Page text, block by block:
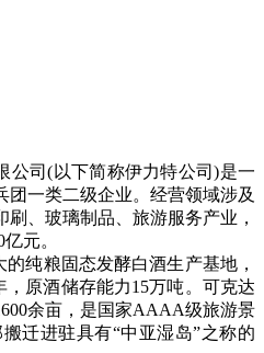
司(以下简称伊力特公司)是一
一类二级企业。经营领域涉及
、玻璃制品、旅游服务产业，
元。
纯粮固态发酵白酒生产基地，
原酒储存能力15万吨。可克达
余亩，是国家AAAA级旅游景
迁进驻具有“中亚湿岛”之称的